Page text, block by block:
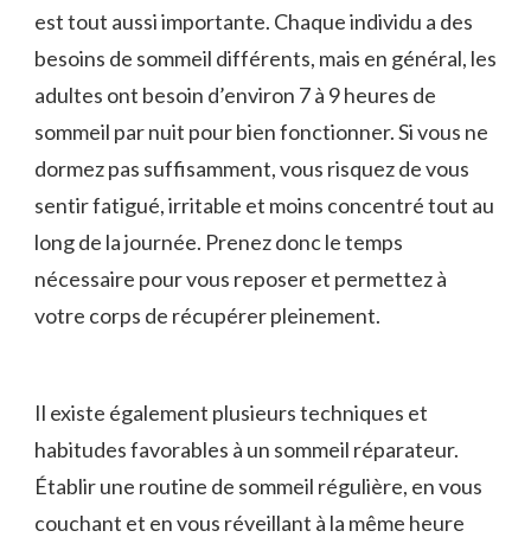
est tout aussi​ importante. Chaque ⁢individu a des
⁣besoins de sommeil différents, mais en général, les
adultes ont besoin​ d’environ ⁢7⁣ à 9 heures de
sommeil par ⁢nuit pour bien fonctionner. Si vous ne
dormez pas ⁤suffisamment, vous risquez de vous
sentir fatigué, irritable​ et moins concentré tout au
long de la journée. Prenez donc le temps
nécessaire pour‌ vous reposer et permettez à⁢
votre corps de récupérer pleinement.
Il existe également plusieurs techniques et ​
habitudes favorables à⁣ un ⁢sommeil réparateur.
Établir une routine de sommeil régulière, en vous
couchant et en vous réveillant à la même heure